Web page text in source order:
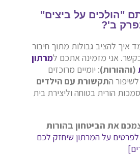
"הולכים על ביצים"
ב'?
איך להציב גבולות מתוך חיבור
אני מזמינה אתכם למרתון
(וההורות): יומיים מרוכזים
התקשורת עם הילדים
הורית בטוחה וליצירת בית
את הביטחון בהורות
לפרטים על המרתון שיחזק לכם